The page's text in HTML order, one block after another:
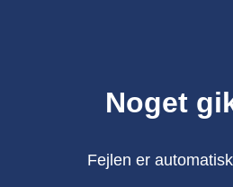
Noget
Fejlen er